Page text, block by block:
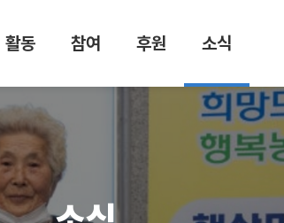
활동
의료봉사
복지활동
국내활동
해외활동
참여
당
후원 소식
공지사항
햇살마루
이야기
보도자료